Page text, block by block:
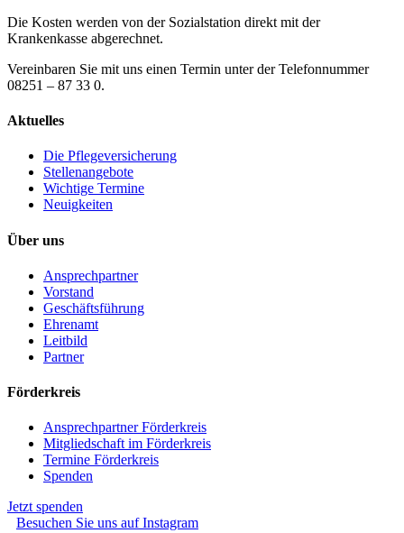
Die Kosten werden von der Sozialstation direkt mit der
Krankenkasse abgerechnet.
Vereinbaren Sie mit uns einen Termin unter der Telefonnummer
08251 – 87 33 0.
Aktuelles
Die Pflegeversicherung
Stellenangebote
Wichtige Termine
Neuigkeiten
Über uns
Ansprechpartner
Vorstand
Geschäftsführung
Ehrenamt
Leitbild
Partner
Förderkreis
Ansprechpartner Förderkreis
Mitgliedschaft im Förderkreis
Termine Förderkreis
Spenden
Jetzt spenden
Besuchen Sie uns auf Instagram